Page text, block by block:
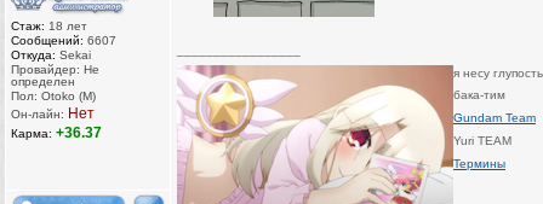
Стаж: 18 лет
Сообщений: 6607
Откуда: Sekai
Провайдер: Не
определен
Пол: Otoko (M)
Он-лайн: Нет
Карма: +36.37
я несу
бака-тим
Gundam Team
Yuri TEAM
Термины